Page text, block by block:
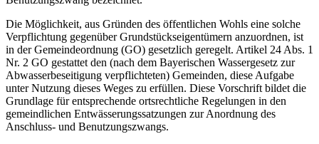
Die Möglichkeit, aus Gründen des öffentlichen Wohls eine solche
Verpflichtung gegenüber Grundstückseigentümern anzuordnen, ist
in der Gemeindeordnung (GO) gesetzlich geregelt. Artikel 24 Abs. 1
Nr. 2 GO gestattet den (nach dem Bayerischen Wassergesetz zur
Abwasserbeseitigung verpflichteten) Gemeinden, diese Aufgabe
unter Nutzung dieses Weges zu erfüllen. Diese Vorschrift bildet die
Grundlage für entsprechende ortsrechtliche Regelungen in den
gemeindlichen Entwässerungssatzungen zur Anordnung des
Anschluss- und Benutzungszwangs.